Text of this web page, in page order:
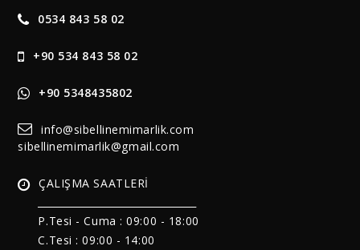
0534 843 58 02
+90 534 843 58 02
+90 5348435802
info@sibellinemimarlik.com
sibellinemimarlik@gmail.com
ÇALIŞMA SAATLERİ
P.Tesi - Cuma : 09:00 - 18:00
C.Tesi : 09:00 - 14:00